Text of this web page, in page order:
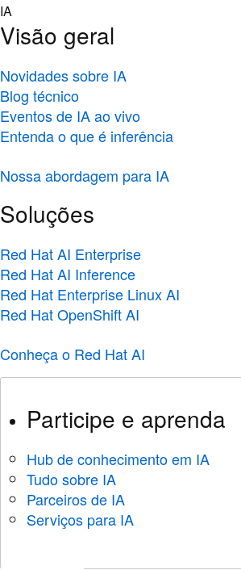
Skip
content
IA
Visão geral
Novidades sobre IA
Blog técnico
Eventos de IA ao vivo
Entenda o que é inferência
Nossa abordagem para IA
Soluções
Red Hat AI Enterprise
Red Hat AI Inference
Red Hat Enterprise Linux AI
Red Hat OpenShift AI
Conheça o Red Hat AI
Participe e aprenda
Hub de conhecimento em IA
Tudo sobre IA
Parceiros de IA
Serviços para IA